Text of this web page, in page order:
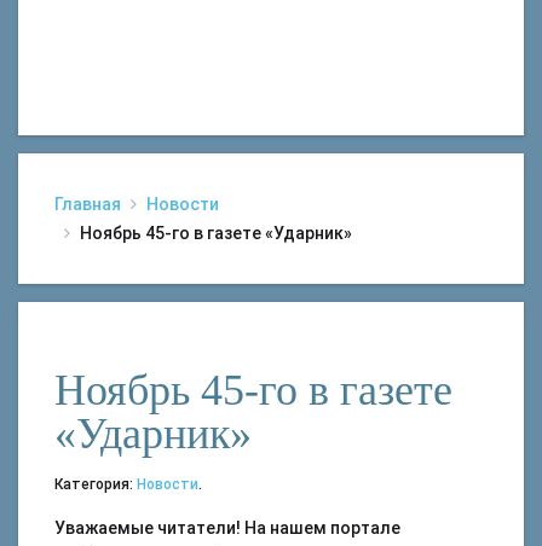
Главная
Новости
Ноябрь 45-го в газете «Ударник»
Ноябрь 45-го в газете
«Ударник»
Категория: Новости.
Уважаемые читатели! На нашем портале